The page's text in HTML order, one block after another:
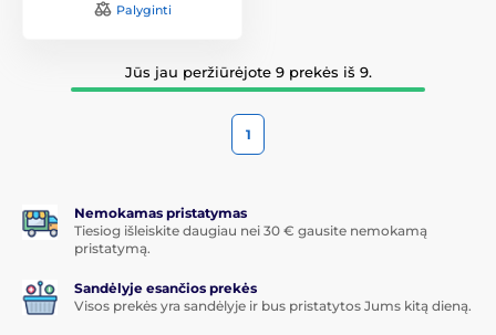
Palyginti
Jūs jau peržiūrėjote 9 prekės iš 9.
1
Nemokamas pristatymas
Tiesiog išleiskite daugiau nei 30 € gausite nemokamą
pristatymą.
Sandėlyje esančios prekės
Visos prekės yra sandėlyje ir bus pristatytos Jums kitą dieną.